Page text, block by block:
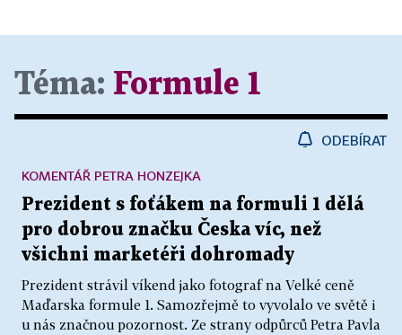
Téma: Formule 1
ODEBÍRAT
Prezident s foťákem na formuli 1 dělá
pro dobrou značku Česka víc, než
všichni marketéři dohromady
Prezident strávil víkend jako fotograf na Velké ceně
Maďarska formule 1. Samozřejmě to vyvolalo ve světě i
u nás značnou pozornost. Ze strany odpůrců Petra Pavla
KOMENTÁŘ PETRA HONZEJKA